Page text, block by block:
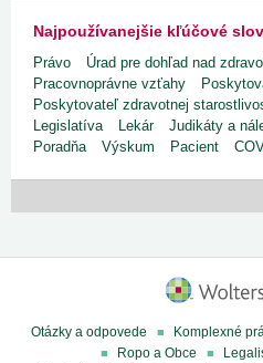
Najpoužívanejšie kľúčové
Právo Úrad pre dohľad nad
Pracovnoprávne vzťahy
Poskytovateľ zdravotnej
Legislatíva
Lekár Judikáty a
Poradňa
Výskum Pacient
Otázky a odpovede Komplexné
Ropo a Obce